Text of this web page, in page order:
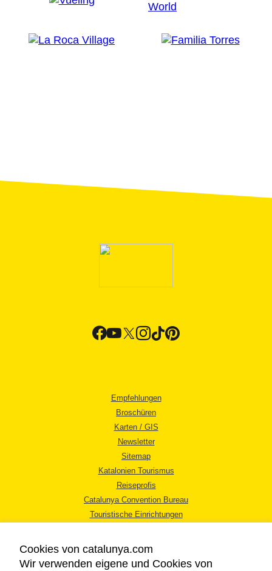
Empfehlungen
Broschüren
Karten / GIS
Newsletter
Sitemap
Katalonien Tourismus
Reiseprofis
Catalunya Convention Bureau
Touristische Einrichtungen
Cookies von catalunya.com
Wir verwenden eigene und Cookies von